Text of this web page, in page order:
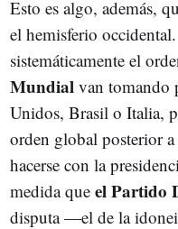
Esto es algo, además,
el hemisferio
sistemáticamente el
Mundial van tomando
Unidos, Brasil o Italia,
orden global posterior a
hacerse con la
medida que el Partido
disputa —el de la